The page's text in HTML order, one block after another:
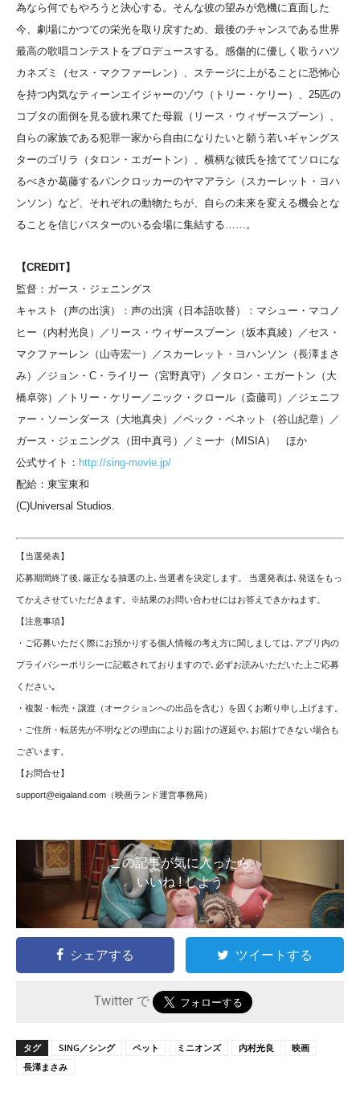
為なら何でもやろうと決心する。そんな彼の望みが危機に直面した
今、劇場にかつての栄光を取り戻すため、最後のチャンスである世界
最高の歌唱コンテストをプロデュースする。感傷的に優しく歌うハツ
カネズミ（セス・マクファーレン）、ステージに上がることに恐怖心
を持つ内気なティーンエイジャーのゾウ（トリー・ケリー）、25匹の
コブタの面倒を見る疲れ果てた母親（リース・ウィザースプーン）、
自らの家族である犯罪一家から自由になりたいと願う若いギャングス
ターのゴリラ（タロン・エガートン）、横柄な彼氏を捨ててソロにな
るべきか葛藤するパンクロッカーのヤマアラシ（スカーレット・ヨハ
ンソン）など、それぞれの動物たちが、自らの未来を変える機会とな
ることを信じバスターのいる会場に集結する……。
【CREDIT】
監督：ガース・ジェニングス
キャスト（声の出演）：声の出演（日本語吹替）：マシュー・マコノ
ヒー（内村光良）／リース・ウィザースプーン（坂本真綾）／セス・
マクファーレン（山寺宏一）／スカーレット・ヨハンソン（長澤まさ
み）／ジョン・C・ライリー（宮野真守）／タロン・エガートン（大
橋卓弥）／トリー・ケリー／ニック・クロール（斎藤司）／ジェニフ
ァー・ソーンダース（大地真央）／ベック・ベネット（谷山紀章）／
ガース・ジェニングス（田中真弓）／ミーナ（MISIA） ほか
公式サイト： http://sing-movie.jp/
配給：東宝東和
(C)Universal Studios.
【当選発表】
応募期間終了後､厳正なる抽選の上､当選者を決定します。 当選発表は､発送をもっ
てかえさせていただきます。※結果のお問い合わせにはお答えできかねます。
【注意事項】
・ご応募いただく際にお預かりする個人情報の考え方に関しましては､アプリ内の
プライバシーポリシーに記載されておりますので､必ずお読みいただいた上ご応募
ください｡
・複製・転売・譲渡（オークションへの出品を含む）を固くお断り申し上げます。
・ご住所・転居先が不明などの理由によりお届けの遅延や､お届けできない場合も
ございます。
【お問合せ】
support@eigaland.com （映画ランド運営事務局）
この記事が気に入ったら
いいね ! しよう
シェアする ツイートする
Twitter で
タグ SING／シング ペット ミニオンズ 内村光良
映画
長澤まさみ